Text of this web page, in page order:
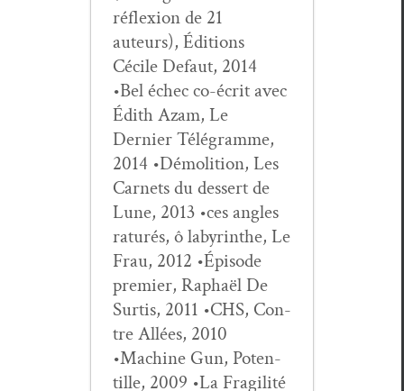
réflex­ion de 21
auteurs), Édi­tions
Cécile Defaut, 2014
•Bel échec co-écrit avec
Édith Azam, Le
Dernier Télé­gramme,
2014 •Démo­li­tion, Les
Car­nets du dessert de
Lune, 2013 •ces angles
raturés, ô labyrinthe, Le
Frau, 2012 •Épisode
pre­mier, Raphaël De
Sur­tis, 2011 •CHS, Con­
tre Allées, 2010
•Machine Gun, Poten­
tille, 2009 •La Fragilité